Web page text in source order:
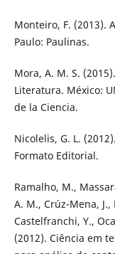
Monteiro, F. (2013).
Paulo: Paulinas.
Mora, A. M. S.
Literatura. México:
de la Ciencia.
Nicolelis, G. L.
Formato Editorial.
Ramalho, M.,
A. M., Crúz-Mena,
Castelfranchi, Y.,
(2012). Ciência em